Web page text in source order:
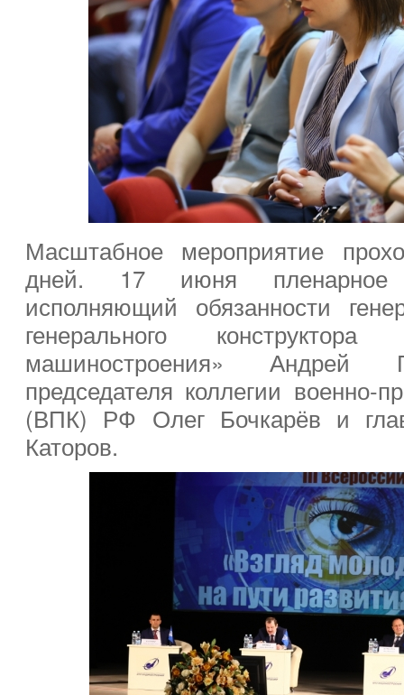
Масштабное мероприятие
дней. 17 июня пленарное
исполняющий обязанности
генерального
машиностроения» Андрей
председателя коллегии военно-
(ВПК) РФ Олег Бочкарёв и
Каторов.